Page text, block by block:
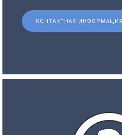
КОНТАКТНАЯ ИНФОРМАЦИЯ